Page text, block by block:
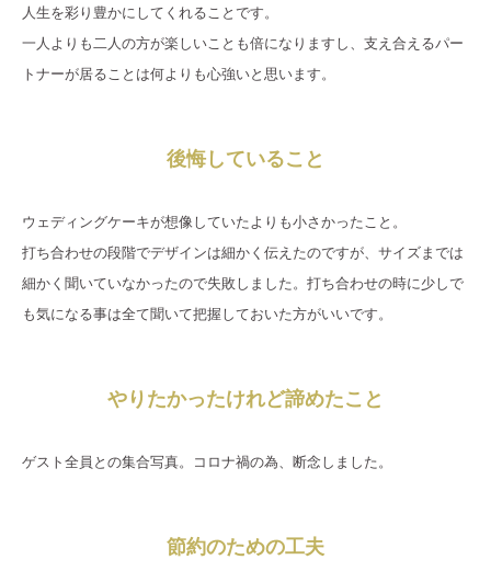
人生を彩り豊かにしてくれることです。
一人よりも二人の方が楽しいことも倍になりますし、支え合えるパー
トナーが居ることは何よりも心強いと思います。
後悔していること
ウェディングケーキが想像していたよりも小さかったこと。
打ち合わせの段階でデザインは細かく伝えたのですが、サイズまでは
細かく聞いていなかったので失敗しました。打ち合わせの時に少しで
も気になる事は全て聞いて把握しておいた方がいいです。
やりたかったけれど諦めたこと
ゲスト全員との集合写真。コロナ禍の為、断念しました。
節約のための工夫